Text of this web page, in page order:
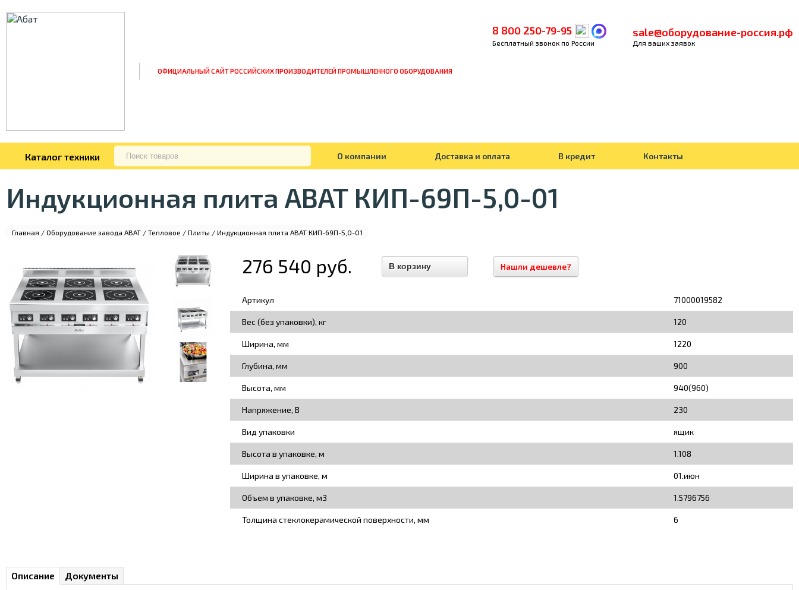
ОФИЦИАЛЬНЫЙ САЙТ РОССИЙСКИХ ПРОИЗВОДИТЕЛЕЙ ПРОМЫШЛЕННОГО ОБОРУДОВАНИЯ
8 800 250-79-95
Бесплатный звонок по России
sale@оборудование-россия.рф
Для ваших заявок
Каталог техники О компании Доставка и оплата В кредит Контакты
Индукционная плита ABAT КИП-69П-5,0-01
Главная / Оборудование завода ABAT / Тепловое / Плиты / Индукционная плита ABAT КИП-69П-5,0-01
276 540 руб. Нашли дешевле?
Артикул 71000019582
Вес (без упаковки), кг 120
Ширина, мм 1220
Глубина, мм 900
Высота, мм 940(960)
Напряжение, В 230
Вид упаковки ящик
Высота в упаковке, м 1.108
Ширина в упаковке, м 01.июн
Объем в упаковке, м3 1.5796756
Толщина стеклокерамической поверхности, мм 6
Описание
Документы